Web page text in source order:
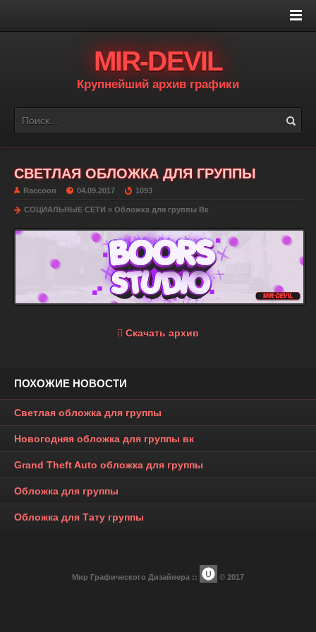
MIR-DEVIL
Крупнейший архив графики
СВЕТЛАЯ ОБЛОЖКА ДЛЯ ГРУППЫ
Raccoon 04.09.2017 1093
СОЦИАЛЬНЫЕ СЕТИ » Обложка для группы Вк
Скачать архив
ПОХОЖИЕ НОВОСТИ
Светлая обложка для группы
Новогодняя обложка для группы вк
Grand Theft Auto обложка для группы
Обложка для группы
Обложка для Тату группы
Мир Графического Дизайнера :: © 2017